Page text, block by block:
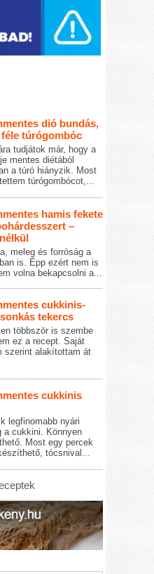
dió bundás,
túrógombóc
tudjátok már, hogy a
mentes diétából
a túró hiányzik. Most
túrógombócot,...
hamis fekete
–
meleg és forróság a
is. Épp ezért nem is
volna bekapcsolni a...
cukkinis-
tekercs
többször is szembe
ez a recept. Saját
szerint alakítottam át
cukkinis
legfinomabb nyári
a cukkini. Könnyen
Most egy percek
tócsnival...